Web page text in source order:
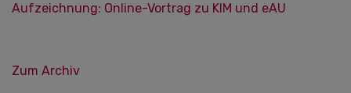
Aufzeichnung: Online-Vortrag zu KIM und eAU
Zum Archiv